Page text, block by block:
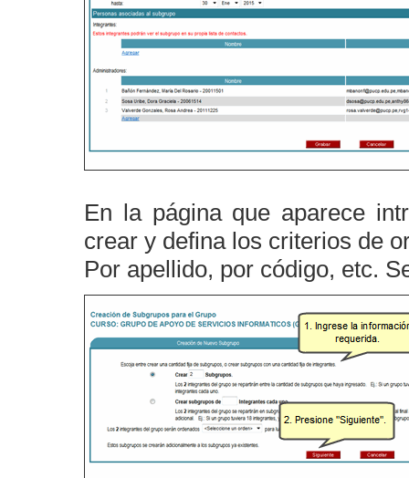
En la página que aparece
crear y defina los criterios de
Por apellido, por código, etc.